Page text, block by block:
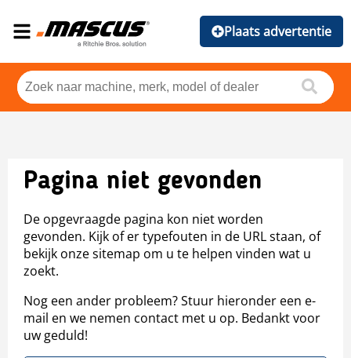
Plaats advertentie
Pagina niet gevonden
De opgevraagde pagina kon niet worden
gevonden. Kijk of er typefouten in de URL staan, of
bekijk onze sitemap om u te helpen vinden wat u
zoekt.
Nog een ander probleem? Stuur hieronder een e-
mail en we nemen contact met u op. Bedankt voor
uw geduld!